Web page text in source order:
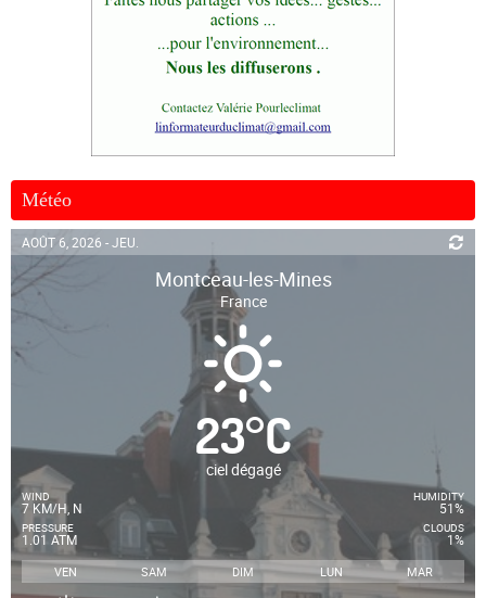
Météo
AOÛT 6, 2026 - JEU.
Montceau-les-Mines
France
23°C
ciel dégagé
WIND
7 KM/H, N
PRESSURE
1.01 ATM
HUMIDITY
51%
CLOUDS
1%
VEN SAM DIM LUN MAR